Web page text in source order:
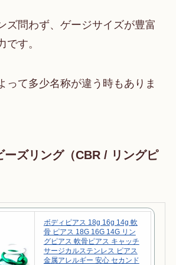
ズ問わず、ゲージサイズが豊富
です。
って多少名称が違う時もありま
ーズリング（CBR / リングピ
ボディピアス 18g 16g 14g 軟
骨 ピアス 18G 16G 14G リン
グピアス 軟骨ピアス キャッチ
サージカルステンレス ピアス
金属アレルギー 安心 セカンド